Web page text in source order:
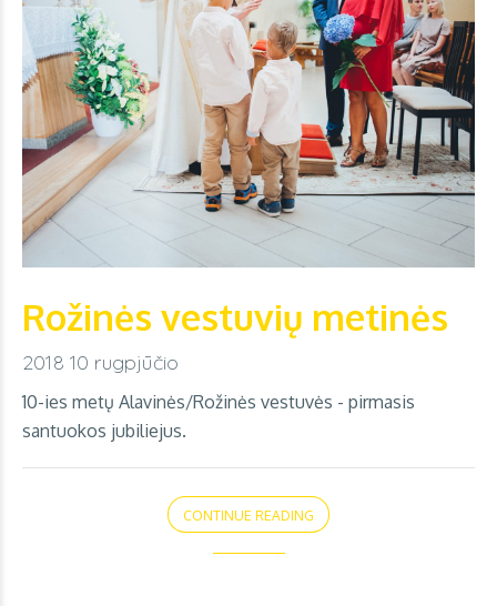
Rožinės vestuvių metinės
2018 10 rugpjūčio
10-ies metų Alavinės/Rožinės vestuvės - pirmasis
santuokos jubiliejus.
CONTINUE READING